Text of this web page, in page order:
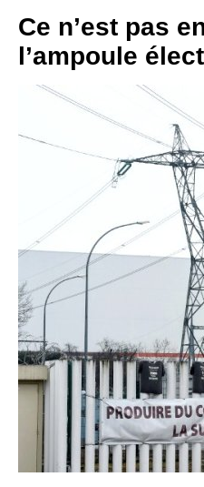
Ce n’est pas
l’ampoule